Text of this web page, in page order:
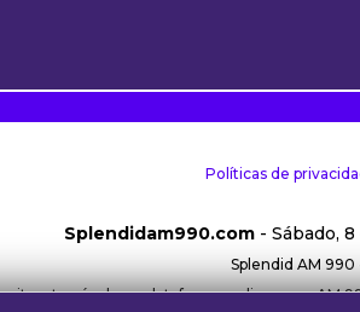
Políticas de
Splendidam990.com - Sábado,
Splendid AM
a través de su plataforma online y por AM